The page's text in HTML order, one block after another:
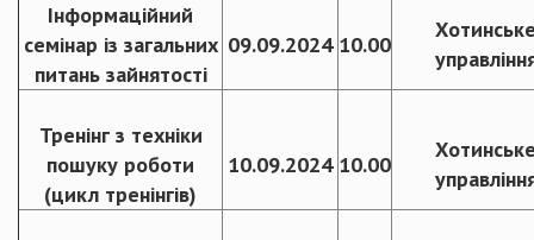
Інформаційний
семінар із загальних
питань зайнятості
09.09.2024 10.00
Тренінг з техніки
пошуку роботи
(цикл тренінгів)
10.09.2024 10.00